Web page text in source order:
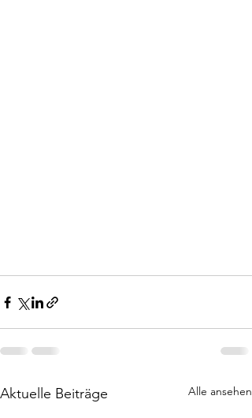
Aktuelle Beiträge Alle ansehen